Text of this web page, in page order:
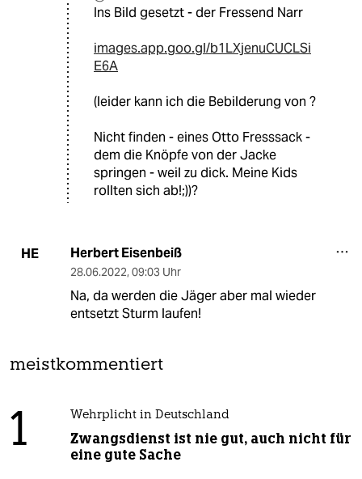
Ins Bild gesetzt - der Fressend Narr
images.app.goo.gl/b1LXjenuCUCLSi
E6A
(leider kann ich die Bebilderung von ?
Nicht finden - eines Otto Fresssack -
dem die Knöpfe von der Jacke
springen - weil zu dick. Meine Kids
rollten sich ab!;))?
HE Herbert Eisenbeiß
28.06.2022, 09:03 Uhr
Na, da werden die Jäger aber mal wieder
entsetzt Sturm laufen!
meistkommentiert
1 Wehrplicht in Deutschland
Zwangsdienst ist nie gut, auch nicht für
eine gute Sache